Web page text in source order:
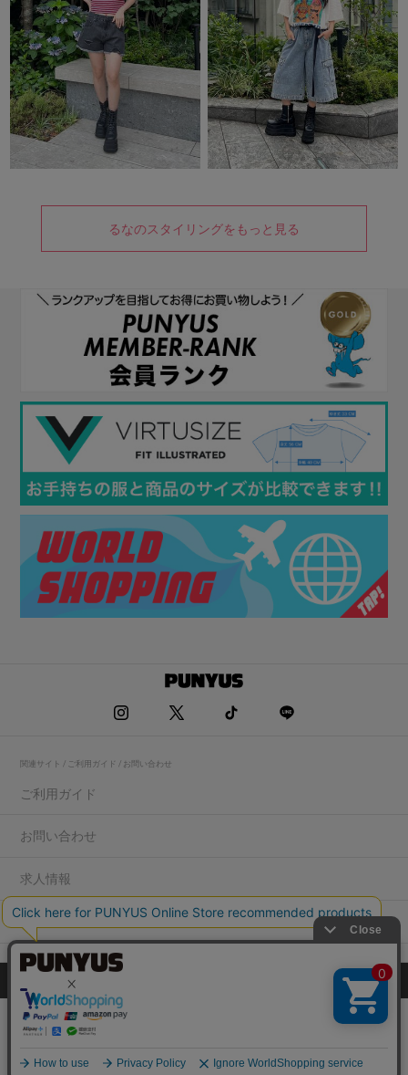
るなのスタイリングをもっと見る
関連サイト / ご利用ガイド / お問い合わせ
ご利用ガイド
お問い合わせ
求人情報
店舗一覧
プライバシーポリシー